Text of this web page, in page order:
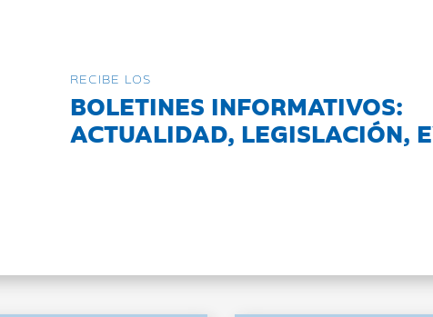
RECIBE LOS
BOLETINES INFORMATIVOS:
ACTUALIDAD, LEGISLACIÓN,